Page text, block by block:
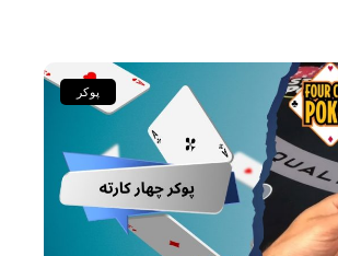
پوکر